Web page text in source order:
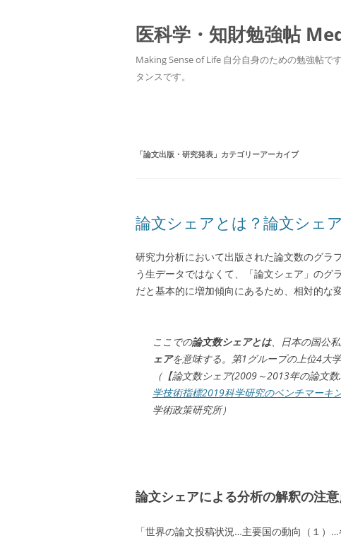
医科学・知財勉強帖
Making Sense of Life 自分自身のための勉強帖で
タンスです。
「論文出版・研究発表 」カテゴリーアーカイブ
論文シェアとは？論文シェ
研究力分析において出版された論文数のグラ
う生データではなくて、「論文シェア」のグ
だと基本的に増加傾向にあるため、相対的な
ここでの論文数シェアとは、日本の国公
ェアを意味する。第1グループの上位4大
（【論文数シェア(2009～2013年の論文
学技術指標2019科学研究のベンチマーキ
学術政策研究所）
論文シェアによる分析の解釈の注
「世界の論文投稿状況…主要国の動向（１）